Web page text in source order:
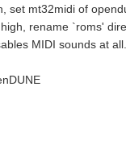
set mt32midi of
rename `roms'
MIDI sounds at all.